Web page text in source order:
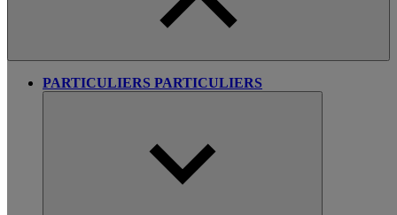
PARTICULIERS PARTICULIERS